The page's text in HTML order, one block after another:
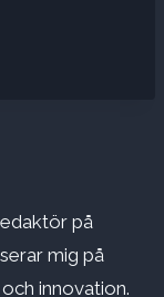
på
mig på
innovation.